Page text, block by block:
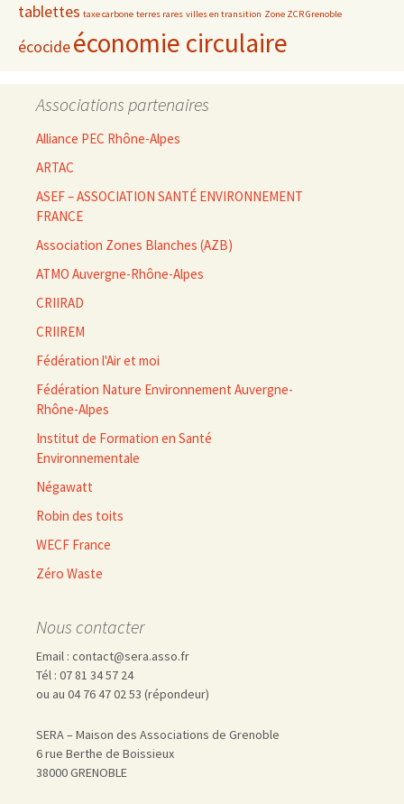
tablettes taxe carbone terres rares villes en transition Zone ZCR Grenoble
écocideéconomie circulaire
Associations partenaires
Alliance PEC Rhône-Alpes
ARTAC
ASEF – ASSOCIATION SANTÉ ENVIRONNEMENT
FRANCE
Association Zones Blanches (AZB)
ATMO Auvergne-Rhône-Alpes
CRIIRAD
CRIIREM
Fédération l'Air et moi
Fédération Nature Environnement Auvergne-
Rhône-Alpes
Institut de Formation en Santé
Environnementale
Négawatt
Robin des toits
WECF France
Zéro Waste
Nous contacter
Email : contact@sera.asso.fr
Tél : 07 81 34 57 24
ou au 04 76 47 02 53 (répondeur)
SERA – Maison des Associations de Grenoble
6 rue Berthe de Boissieux
38000 GRENOBLE